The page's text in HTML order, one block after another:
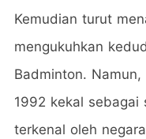
Kemudian turut
mengukuhkan
Badminton.
1992 kekal sebagai
terkenal oleh